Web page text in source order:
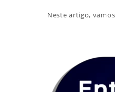
Neste artigo,